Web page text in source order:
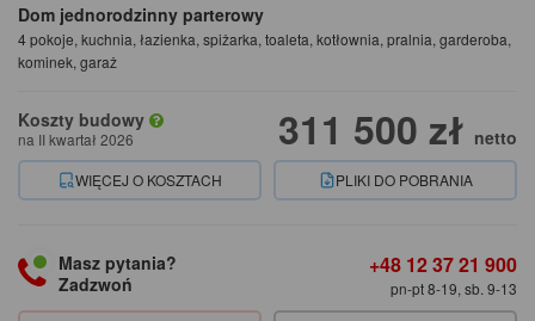
Dom jednorodzinny parterowy
4 pokoje, kuchnia, łazienka, spiżarka, toaleta, kotłownia, pralnia, garderoba,
kominek, garaż
Koszty budowy
na II kwartał 2026 311 500 zł netto
WIĘCEJ O KOSZTACH PLIKI DO POBRANIA
Masz pytania?
Zadzwoń
+48 12 37 21 900
pn-pt 8-19, sb. 9-13